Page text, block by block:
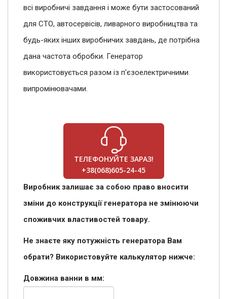
всі виробничі завдання і може бути застосований
для СТО, автосервісів, ливарного виробництва та
будь-яких інших виробничих завдань, де потрібна
дана частота обробки. Генератор
використовується разом із п'єзоелектричними
випромінювачами.
ТЕЛЕФОНУЙТЕ ЗАРАЗ!
+38(068)605-24-45
Виробник залишає за собою право вносити
зміни до конструкції генератора не змінюючи
споживчих властивостей товару.
Не знаєте яку потужність генератора Вам
обрати? Використовуйте калькулятор нижче:
Довжина ванни в мм: